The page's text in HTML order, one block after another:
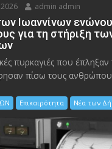
admin admin
Ιωαννίνων
για τη στήριξη
πυρκαγιές που έπληξαν
πίσω τους
Επικαιρότητα Νέα των